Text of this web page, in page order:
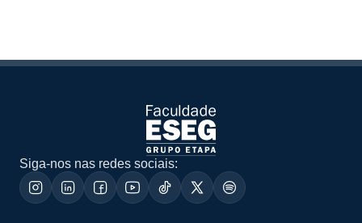
Siga-nos nas redes sociais: